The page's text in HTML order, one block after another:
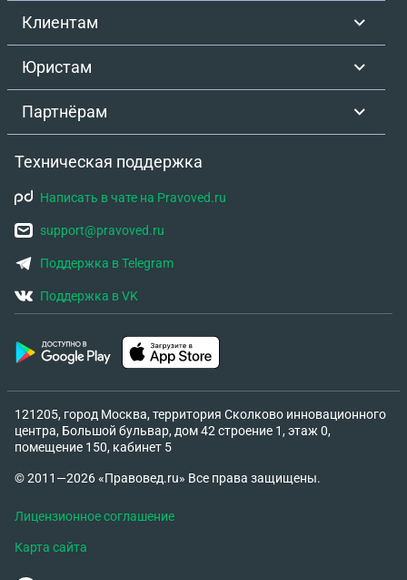
Клиентам
Юристам
Партнёрам
Техническая поддержка
Написать в чате на Pravoved.ru
support@pravoved.ru
Поддержка в Telegram
Поддержка в VK
121205, город Москва, территория Сколково инновационного
центра, Большой бульвар, дом 42 строение 1, этаж 0,
помещение 150, кабинет 5
© 2011—2026 «Правовед.ru» Все права защищены.
Лицензионное соглашение
Карта сайта